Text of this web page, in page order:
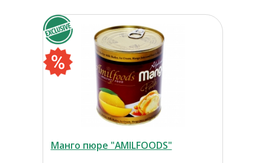
Манго пюре "AMILFOODS"